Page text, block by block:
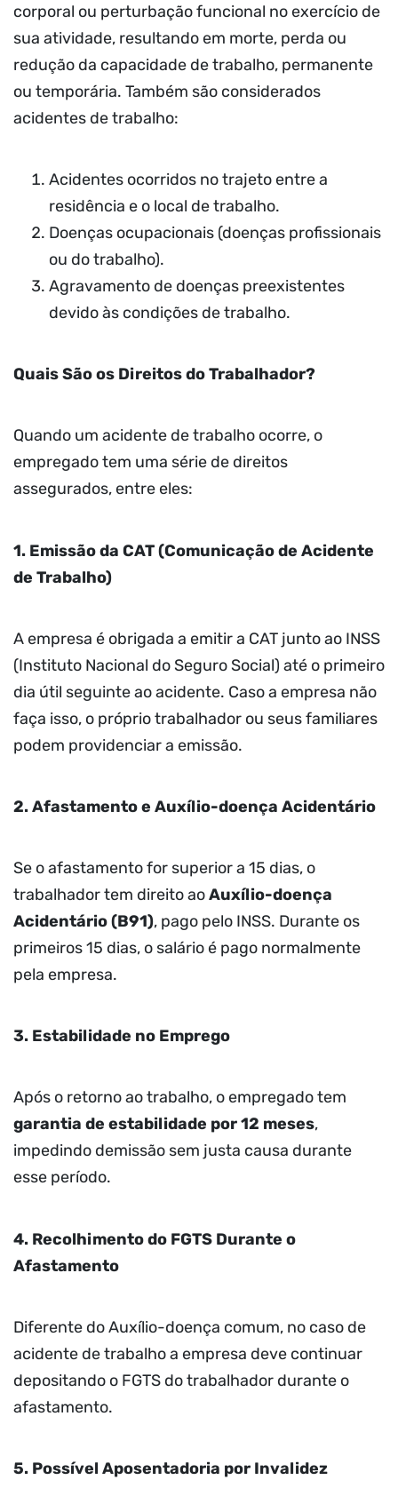
corporal ou perturbação funcional no exercício de
sua atividade, resultando em morte, perda ou
redução da capacidade de trabalho, permanente
ou temporária. Também são considerados
acidentes de trabalho:
Acidentes ocorridos no trajeto entre a
residência e o local de trabalho.
Doenças ocupacionais (doenças profissionais
ou do trabalho).
Agravamento de doenças preexistentes
devido às condições de trabalho.
Quais São os Direitos do Trabalhador?
Quando um acidente de trabalho ocorre, o
empregado tem uma série de direitos
assegurados, entre eles:
1. Emissão da CAT (Comunicação de Acidente
de Trabalho)
A empresa é obrigada a emitir a CAT junto ao INSS
(Instituto Nacional do Seguro Social) até o primeiro
dia útil seguinte ao acidente. Caso a empresa não
faça isso, o próprio trabalhador ou seus familiares
podem providenciar a emissão.
2. Afastamento e Auxílio-doença Acidentário
Se o afastamento for superior a 15 dias, o
trabalhador tem direito aoAuxílio-doença
Acidentário (B91), pago pelo INSS. Durante os
primeiros 15 dias, o salário é pago normalmente
pela empresa.
3. Estabilidade no Emprego
Após o retorno ao trabalho, o empregado tem
garantia de estabilidade por 12 meses,
impedindo demissão sem justa causa durante
esse período.
4. Recolhimento do FGTS Durante o
Afastamento
Diferente do Auxílio-doença comum, no caso de
acidente de trabalho a empresa deve continuar
depositando o FGTS do trabalhador durante o
afastamento.
5. Possível Aposentadoria por Invalidez